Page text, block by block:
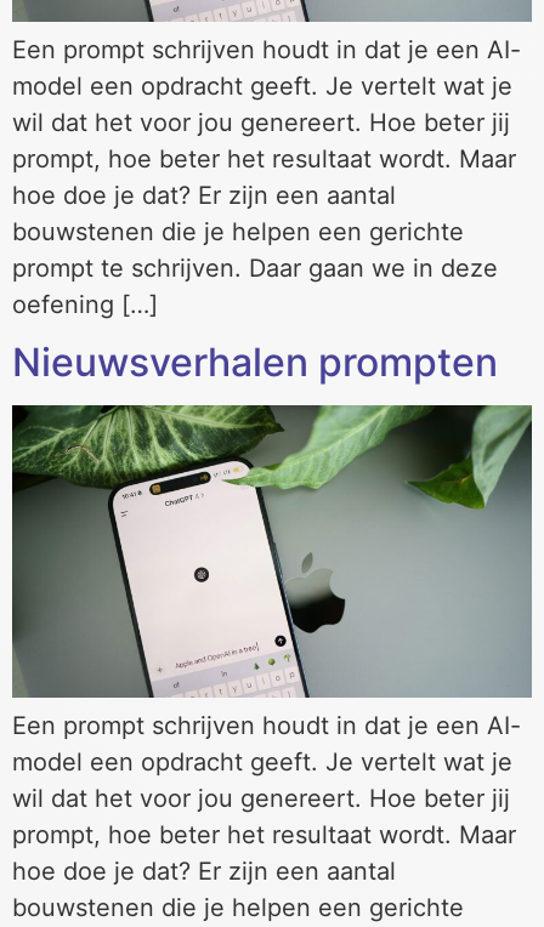
Een prompt schrijven houdt in dat je een AI-
model een opdracht geeft. Je vertelt wat je
wil dat het voor jou genereert. Hoe beter jij
prompt, hoe beter het resultaat wordt. Maar
hoe doe je dat? Er zijn een aantal
bouwstenen die je helpen een gerichte
prompt te schrijven. Daar gaan we in deze
oefening […]
Nieuwsverhalen prompten
Een prompt schrijven houdt in dat je een AI-
model een opdracht geeft. Je vertelt wat je
wil dat het voor jou genereert. Hoe beter jij
prompt, hoe beter het resultaat wordt. Maar
hoe doe je dat? Er zijn een aantal
bouwstenen die je helpen een gerichte